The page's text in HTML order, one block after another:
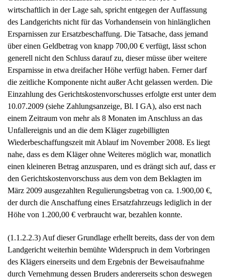
wirtschaftlich in der Lage sah, spricht entgegen der Auffassung
des Landgerichts nicht für das Vorhandensein von hinlänglichen
Ersparnissen zur Ersatzbeschaffung. Die Tatsache, dass jemand
über einen Geldbetrag von knapp 700,00 € verfügt, lässt schon
generell nicht den Schluss darauf zu, dieser müsse über weitere
Ersparnisse in etwa dreifacher Höhe verfügt haben. Ferner darf
die zeitliche Komponente nicht außer Acht gelassen werden. Die
Einzahlung des Gerichtskostenvorschusses erfolgte erst unter dem
10.07.2009 (siehe Zahlungsanzeige, Bl. I GA), also erst nach
einem Zeitraum von mehr als 8 Monaten im Anschluss an das
Unfallereignis und an die dem Kläger zugebilligten
Wiederbeschaffungszeit mit Ablauf im November 2008. Es liegt
nahe, dass es dem Kläger ohne Weiteres möglich war, monatlich
einen kleineren Betrag anzusparen, und es drängt sich auf, dass er
den Gerichtskostenvorschuss aus dem von dem Beklagten im
März 2009 ausgezahlten Regulierungsbetrag von ca. 1.900,00 €,
der durch die Anschaffung eines Ersatzfahrzeugs lediglich in der
Höhe von 1.200,00 € verbraucht war, bezahlen konnte.
(1.1.2.2.3) Auf dieser Grundlage erhellt bereits, dass der von dem
Landgericht weiterhin bemühte Widerspruch in dem Vorbringen
des Klägers einerseits und dem Ergebnis der Beweisaufnahme
durch Vernehmung dessen Bruders andererseits schon deswegen